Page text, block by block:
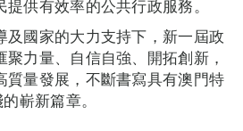
供有效率的公共行政服務。
及國家的大力支持下，新一屆政
力量、自信自強、開拓創新，
質量發展，不斷書寫具有澳門特
嶄新篇章。